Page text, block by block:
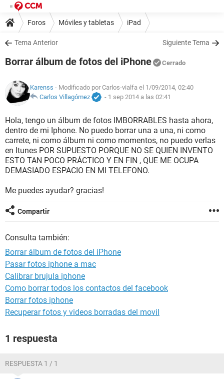
Foros Móviles y tabletas iPad
Tema Anterior Siguiente Tema
Borrar álbum de fotos del iPhone Cerrado
Karenss - Modificado por Carlos-vialfa el 1/09/2014, 02:40
Carlos Villagómez
- 1 sep 2014 a las 02:41
Hola, tengo un álbum de fotos IMBORRABLES hasta ahora,
dentro de mi Iphone. No puedo borrar una a una, ni como
carrete, ni como álbum ni como momentos, no puedo verlas
en Itunes POR SUPUESTO PORQUE NO SE QUIEN INVENTO
ESTO TAN POCO PRÁCTICO Y EN FIN , QUE ME OCUPA
DEMASIADO ESPACIO EN MI TELEFONO.
Me puedes ayudar? gracias!
Compartir
Consulta también:
Borrar álbum de fotos del iPhone
Pasar fotos iphone a mac
Calibrar brujula iphone
Como borrar todos los contactos del facebook
Borrar fotos iphone
Recuperar fotos y videos borradas del movil
1 respuesta
RESPUESTA 1 / 1